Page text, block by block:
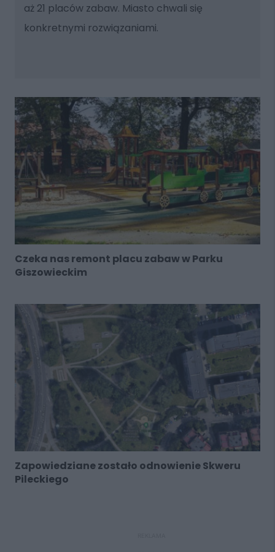
aż 21 placów zabaw. Miasto chwali się
konkretnymi rozwiązaniami.
Czeka nas remont placu zabaw w Parku
Giszowieckim
Zapowiedziane zostało odnowienie Skweru
Pileckiego